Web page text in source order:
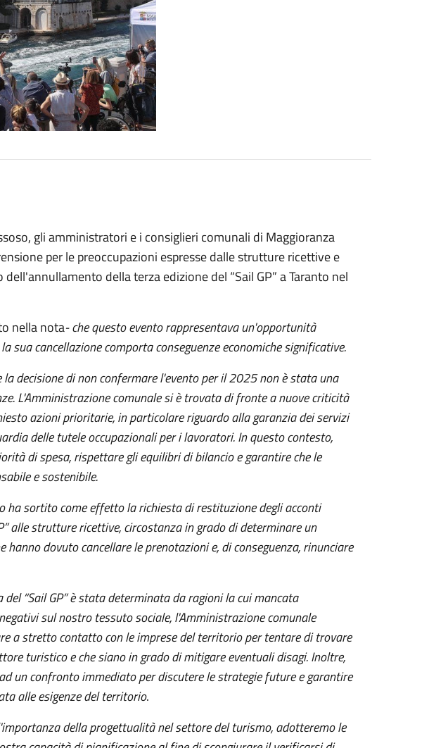
gli amministratori e i consiglieri comunali di Maggioranza
per le preoccupazioni espresse dalle strutture ricettive e
della terza edizione del “Sail GP” a Taranto nel
nella nota- che questo evento rappresentava un'opportunità
sua cancellazione comporta conseguenze economiche significative.
decisione di non confermare l'evento per il 2025 non è stata una
L'Amministrazione comunale si è trovata di fronte a nuove criticità
azioni prioritarie, in particolare riguardo alla garanzia dei servizi
delle tutele occupazionali per i lavoratori. In questo contesto,
di spesa, rispettare gli equilibri di bilancio e garantire che le
e sostenibile.
ha sortito come effetto la richiesta di restituzione degli acconti
alle strutture ricettive, circostanza in grado di determinare un
hanno dovuto cancellare le prenotazioni e, di conseguenza, rinunciare
“Sail GP” è stata determinata da ragioni la cui mancata
sul nostro tessuto sociale, l'Amministrazione comunale
a stretto contatto con le imprese del territorio per tentare di trovare
turistico e che siano in grado di mitigare eventuali disagi. Inoltre,
un confronto immediato per discutere le strategie future e garantire
alle esigenze del territorio.
della progettualità nel settore del turismo, adotteremo le